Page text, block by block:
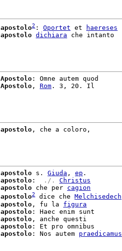
apostolo2 : Oportet et
haereses
apostolo dichiara che intanto
Apostolo : Omne autem quod
Apostolo , Rom . 3, 20. Il
apostolo , che a coloro,
apostolo s. Giuda , ep .
apostolo : ./. Christus
apostolo che per cagion
apostolo2 dice che Melchisedech
apostolo , fu la figura
apostolo : Haec enim sunt
apostolo , anche questi
apostolo : Et pro omnibus
apostolo : Nos autem praedicamus